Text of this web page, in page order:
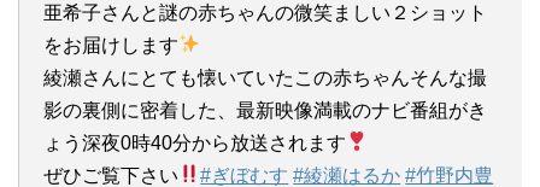
亜希子さんと謎の赤ちゃんの微笑ましい２ショット
をお届けします
綾瀬さんにとても懐いていたこの赤ちゃんそんな撮
影の裏側に密着した、最新映像満載のナビ番組がき
ょう深夜0時40分から放送されます
ぜひご覧下さい
#ぎぼむす #綾瀬はるか #竹野内豊